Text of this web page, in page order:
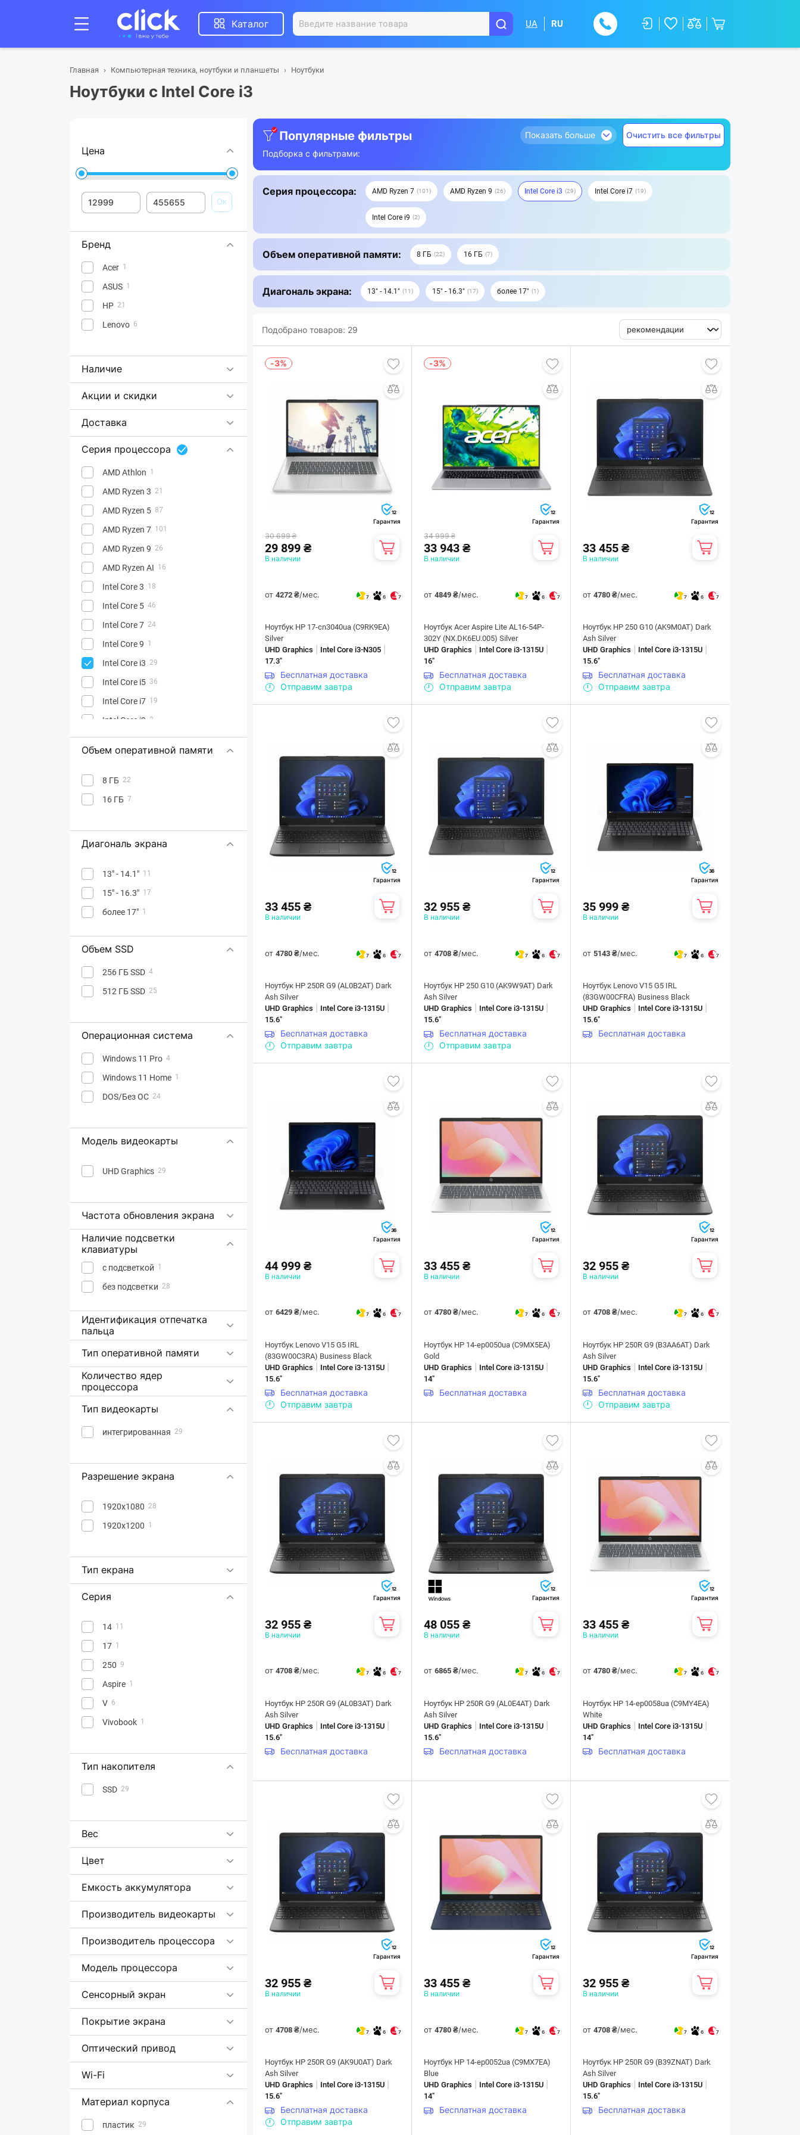
Каталог UA RU
Главная Компьютерная техника, ноутбуки и планшеты Ноутбуки
Ноутбуки с Intel Core i3
Цена
Ок
Бренд
Acer 1
ASUS 1
HP 21
Lenovo 6
Наличие
Акции и скидки
Доставка
Серия процессора
AMD Athlon 1
AMD Ryzen 3 21
AMD Ryzen 5 87
AMD Ryzen 7 101
AMD Ryzen 9 26
AMD Ryzen AI 16
Intel Core 3 18
Intel Core 5 46
Intel Core 7 24
Intel Core 9 1
Intel Core i3 29
Intel Core i5 36
Intel Core i7 19
Intel Core i9 2
Intel Core Ultra 5 37
Intel Core Ultra 7
Intel Core Ultra 9
Apple A18 Pro
3
Intel Processor
MediaTek 1
Qualcomm Snapdragon
Объем оперативной памяти
8 ГБ 22
16 ГБ 7
Диагональ экрана
13" - 14.1" 11
15" - 16.3" 17
более 17" 1
Объем SSD
256 ГБ SSD 4
512 ГБ SSD 25
Операционная система
Windows 11 Pro 4
Windows 11 Home 1
DOS/Без ОС 24
Модель видеокарты
UHD Graphics 29
Частота обновления экрана
Наличие подсветки
клавиатуры
с подсветкой 1
без подсветки 28
Идентификация отпечатка
пальца
Тип оперативной памяти
Количество ядер
процессора
Тип видеокарты
интегрированная 29
Разрешение экрана
1920x1080 28
1920x1200 1
Тип екрана
Серия
14 11
17 1
250 9
Aspire 1
V 6
Vivobook 1
Тип накопителя
SSD 29
Вес
Цвет
Емкость аккумулятора
Производитель видеокарты
Производитель процессора
Модель процессора
Сенсорный экран
Покрытие экрана
Оптический привод
Wi-Fi
Материал корпуса
пластик 29
Популярные фильтры
Подборка с фильтрами:
Показать больше Очистить все фильтры
Серия процессора: AMD Ryzen 7 101 AMD Ryzen 9 26 Intel Core i3 29 Intel Core i7 19
Intel Core i9 2
Объем оперативной памяти: 8 ГБ 22 16 ГБ 7
Диагональ экрана: 13" - 14.1" 11 15" - 16.3" 17 более 17" 1
Подобрано товаров: 29
-3%
12
Гарантия
30 699 ₴
29 899 ₴
В наличии
от 4272 ₴/мес. 7 6 7
Ноутбук HP 17-cn3040ua (C9RK9EA)
Silver
UHD Graphics
Intel Core i3-N305
17.3"
Бесплатная доставка
Отправим завтра
-3%
12
Гарантия
34 999 ₴
33 943 ₴
В наличии
от4849 ₴/мес. 7 6 7
Ноутбук Acer Aspire Lite AL16-54P-
302Y (NX.DK6EU.005) Silver
UHD Graphics
Intel Core i3-1315U
16"
Бесплатная доставка
Отправим завтра
12
Гарантия
33 455 ₴
В наличии
от4780 ₴/мес. 7 6 7
Ноутбук HP 250 G10 (AK9M0AT) Dark
Ash Silver
UHD Graphics
Intel Core i3-1315U
15.6"
Бесплатная доставка
Отправим завтра
12
Гарантия
33 455 ₴
В наличии
от 4780 ₴/мес. 7 6 7
Ноутбук HP 250R G9 (AL0B2AT) Dark
Ash Silver
UHD Graphics
Intel Core i3-1315U
15.6"
Бесплатная доставка
Отправим завтра
12
Гарантия
32 955 ₴
В наличии
от4708 ₴/мес. 7 6 7
Ноутбук HP 250 G10 (AK9W9AT) Dark
Ash Silver
UHD Graphics
Intel Core i3-1315U
15.6"
Бесплатная доставка
Отправим завтра
36
Гарантия
35 999 ₴
В наличии
от5143 ₴/мес. 7 6 7
Ноутбук Lenovo V15 G5 IRL
(83GW00CFRA) Business Black
UHD Graphics
Intel Core i3-1315U
15.6"
Бесплатная доставка
36
Гарантия
44 999 ₴
В наличии
от 6429 ₴/мес. 7 6 7
Ноутбук Lenovo V15 G5 IRL
(83GW00C3RA) Business Black
UHD Graphics
Intel Core i3-1315U
15.6"
Бесплатная доставка
Отправим завтра
12
Гарантия
33 455 ₴
В наличии
от4780 ₴/мес. 7 6 7
Ноутбук HP 14-ep0050ua (C9MX5EA)
Gold
UHD Graphics
Intel Core i3-1315U
14"
Бесплатная доставка
12
Гарантия
32 955 ₴
В наличии
от4708 ₴/мес. 7 6 7
Ноутбук HP 250R G9 (B3AA6AT) Dark
Ash Silver
UHD Graphics
Intel Core i3-1315U
15.6"
Бесплатная доставка
Отправим завтра
12
Гарантия
32 955 ₴
В наличии
от 4708 ₴/мес. 7 6 7
Ноутбук HP 250R G9 (AL0B3AT) Dark
Ash Silver
UHD Graphics
Intel Core i3-1315U
15.6"
Бесплатная доставка
12
Гарантия
48 055 ₴
В наличии
от6865 ₴/мес. 7 6 7
Ноутбук HP 250R G9 (AL0E4AT) Dark
Ash Silver
UHD Graphics
Intel Core i3-1315U
15.6"
Бесплатная доставка
12
Гарантия
33 455 ₴
В наличии
от4780 ₴/мес. 7 6 7
Ноутбук HP 14-ep0058ua (C9MY4EA)
White
UHD Graphics
Intel Core i3-1315U
14"
Бесплатная доставка
12
Гарантия
32 955 ₴
В наличии
от 4708 ₴/мес. 7 6 7
Ноутбук HP 250R G9 (AK9U0AT) Dark
Ash Silver
UHD Graphics
Intel Core i3-1315U
15.6"
Бесплатная доставка
Отправим завтра
12
Гарантия
33 455 ₴
В наличии
от4780 ₴/мес. 7 6 7
Ноутбук HP 14-ep0052ua (C9MX7EA)
Blue
UHD Graphics
Intel Core i3-1315U
14"
Бесплатная доставка
12
Гарантия
32 955 ₴
В наличии
от4708 ₴/мес. 7 6 7
Ноутбук HP 250R G9 (B39ZNAT) Dark
Ash Silver
UHD Graphics
Intel Core i3-1315U
15.6"
Бесплатная доставка